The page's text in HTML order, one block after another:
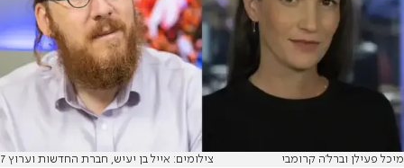
מיכל פעילן וברל'ה קרומבי צילומים: אייל בן יעיש, חברת החדשות וערוץ 7